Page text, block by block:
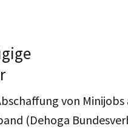
von Minijobs
(Dehoga